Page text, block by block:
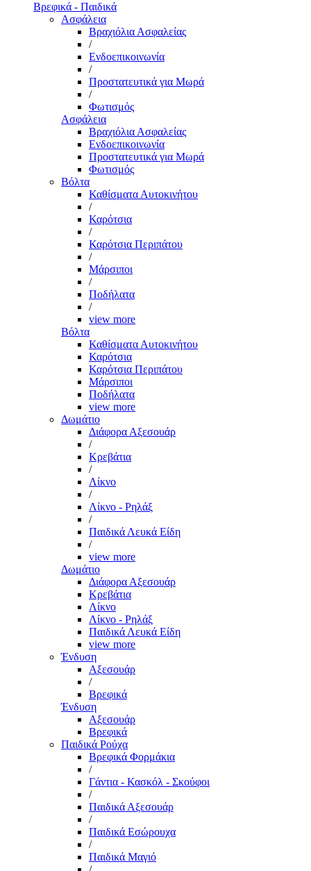
Βρεφικά - Παιδικά
Ασφάλεια
Βραχιόλια Ασφαλείας
/
Ενδοεπικοινωνία
/
Προστατευτικά για Μωρά
/
Φωτισμός
Ασφάλεια
Βραχιόλια Ασφαλείας
Ενδοεπικοινωνία
Προστατευτικά για Μωρά
Φωτισμός
Βόλτα
Καθίσματα Αυτοκινήτου
/
Καρότσια
/
Καρότσια Περιπάτου
/
Μάρσιποι
/
Ποδήλατα
/
view more
Βόλτα
Καθίσματα Αυτοκινήτου
Καρότσια
Καρότσια Περιπάτου
Μάρσιποι
Ποδήλατα
view more
Δωμάτιο
Διάφορα Αξεσουάρ
/
Κρεβάτια
/
Λίκνο
/
Λίκνο - Ρηλάξ
/
Παιδικά Λευκά Είδη
/
view more
Δωμάτιο
Διάφορα Αξεσουάρ
Κρεβάτια
Λίκνο
Λίκνο - Ρηλάξ
Παιδικά Λευκά Είδη
view more
Ένδυση
Αξεσουάρ
/
Βρεφικά
Ένδυση
Αξεσουάρ
Βρεφικά
Παιδικά Ρούχα
Βρεφικά Φορμάκια
/
Γάντια - Κασκόλ - Σκούφοι
/
Παιδικά Αξεσουάρ
/
Παιδικά Εσώρουχα
/
Παιδικά Μαγιό